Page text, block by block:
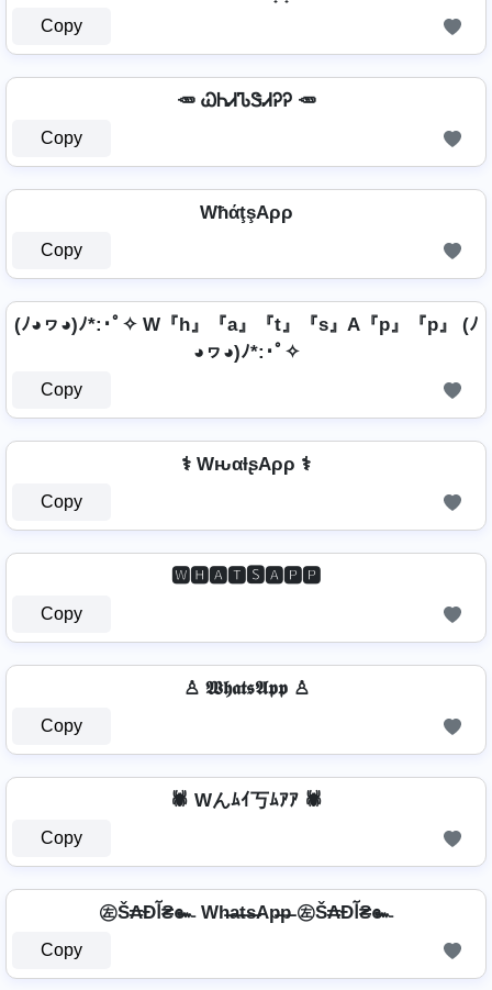
Copy
🥕 ᏇᏂᏗᏖᏕᏗᎮᎮ 🥕
Copy
WħάţşAρρ
Copy
(ﾉ◕ヮ◕)ﾉ*:･ﾟ✧ W『h』『a』『t』『s』A『p』『p』 (ﾉ
◕ヮ◕)ﾉ*:･ﾟ✧
Copy
⚕️ WԋαƚʂAρρ ⚕️
Copy
🆆🅷🅰🆃🆂🅰🅿🅿
Copy
♙ 𝖂𝖍𝖆𝖙𝖘𝕬𝖕𝖕 ♙
Copy
🕷️ Wんﾑｲ丂ﾑｱｱ 🕷️
Copy
㊧Š₳Ðآ₴๛ Wh̶a̶t̶s̶Ap̶p̶ ㊧Š₳Ðآ₴๛
Copy